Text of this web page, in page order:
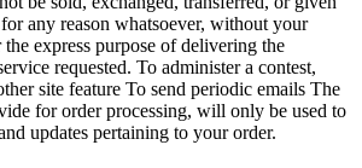
any reason whatsoever, without your
express purpose of delivering the
requested. To administer a contest,
site feature To send periodic emails The
for order processing, will only be used to
updates pertaining to your order.